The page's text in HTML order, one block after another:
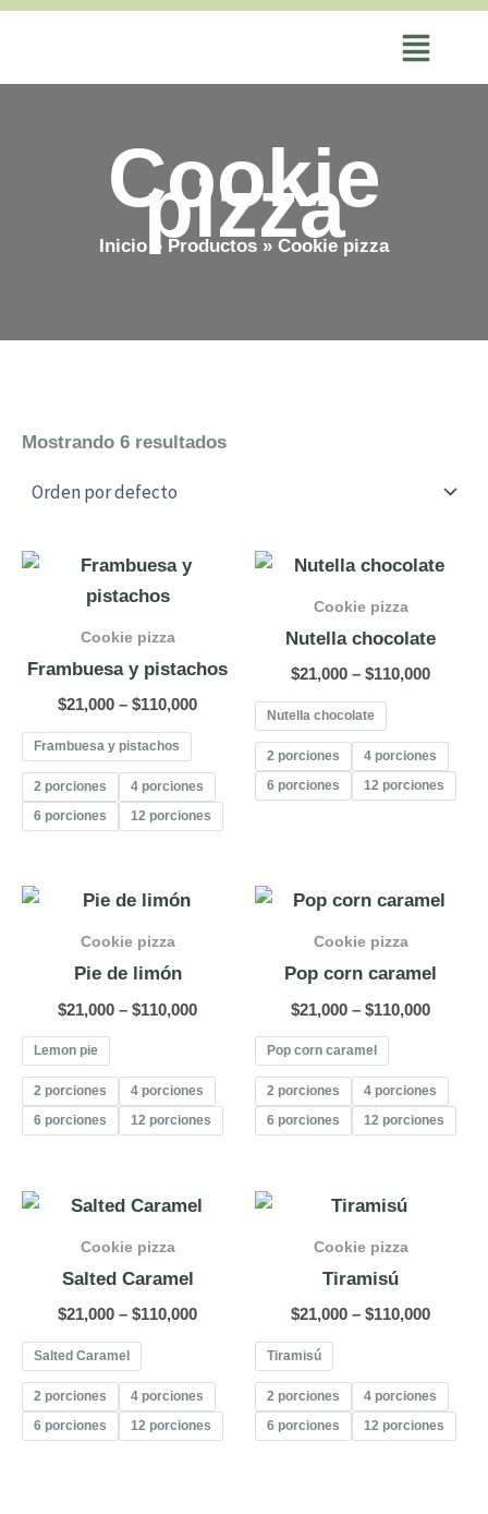
Ir
Cookie
pizza
Inicio Productos Cookie pizza
Mostrando 6 resultados
Cookie pizza
Frambuesa y pistachos
$21,000 – $110,000
Frambuesa y pistachos
2 porciones
4 porciones
6 porciones
12 porciones
Cookie pizza
Nutella chocolate
$21,000 – $110,000
Price
Nutella chocolate
2 porciones
4 porciones
6 porciones
12 porciones
Cookie pizza
Pie de limón
$21,000 – $110,000
Lemon pie
2 porciones
4 porciones
6 porciones
12 porciones
Cookie pizza
Pop corn caramel
$21,000 – $110,000
Price
Pop corn caramel
2 porciones
4 porciones
6 porciones
12 porciones
Cookie pizza
Salted Caramel
$21,000 – $110,000
Price
Salted Caramel
2 porciones
4 porciones
6 porciones
12 porciones
Cookie pizza
Tiramisú
$21,000 – $110,000
Tiramisú
2 porciones
4 porciones
6 porciones
12 porciones